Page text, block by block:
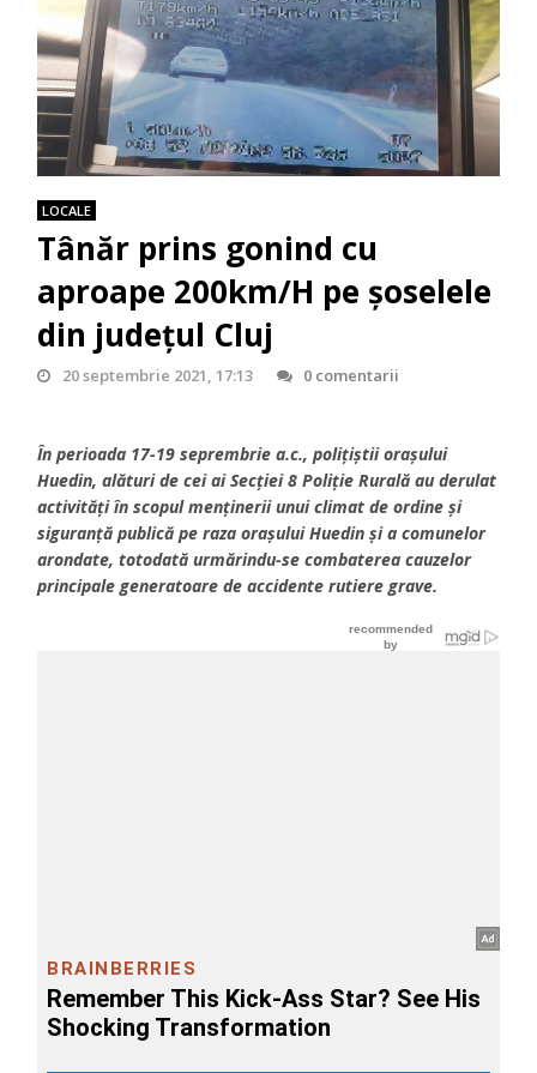
LOCALE
Tânăr prins gonind cu
aproape 200km/H pe șoselele
din județul Cluj
20 septembrie 2021, 17:13 0 comentarii
În perioada 17-19 seprembrie a.c., polițiștii orașului
Huedin, alături de cei ai Secției 8 Poliție Rurală au derulat
activități în scopul menținerii unui climat de ordine și
siguranță publică pe raza orașului Huedin și a comunelor
arondate, totodată urmărindu-se combaterea cauzelor
principale generatoare de accidente rutiere grave.